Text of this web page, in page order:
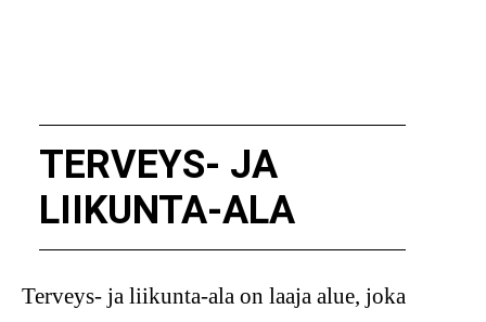
TERVEYS- JA
LIIKUNTA-ALA
Terveys- ja liikunta-ala on laaja alue, joka